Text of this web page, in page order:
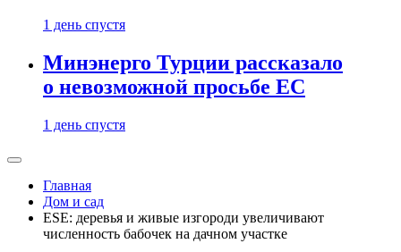
1 день спустя
Минэнерго Турции рассказало
о невозможной просьбе ЕС
1 день спустя
Главная
Дом и сад
ESE: деревья и живые изгороди увеличивают
численность бабочек на дачном участке